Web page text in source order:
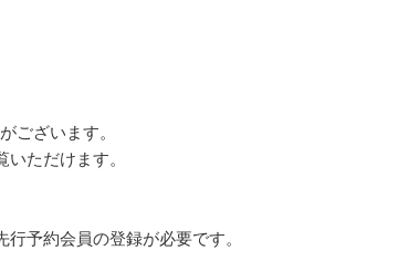
ございます。
ただけます。
予約会員の登録が必要です。